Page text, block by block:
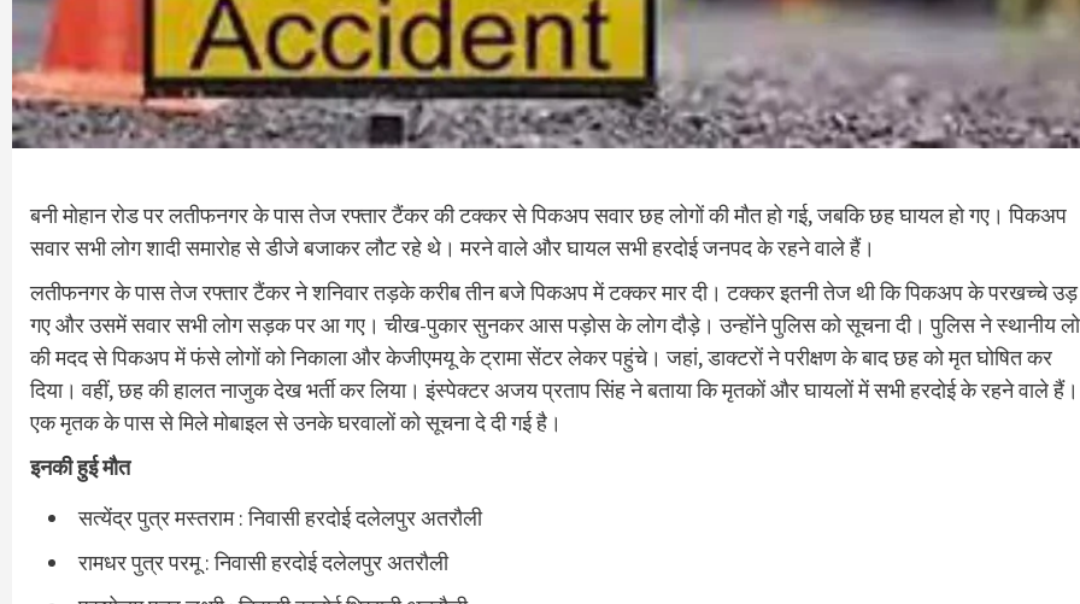
बनी मोहान रोड पर लतीफनगर के पास तेज रफ्तार टैंकर की टक्कर से पिकअप सवार छह लोगों की मौत हो गई, जबकि छह घायल हो गए। पिकअप
सवार सभी लोग शादी समारोह से डीजे बजाकर लौट रहे थे। मरने वाले और घायल सभी हरदोई जनपद के रहने वाले हैं।
लतीफनगर के पास तेज रफ्तार टैंकर ने शनिवार तड़के करीब तीन बजे पिकअप में टक्कर मार दी। टक्कर इतनी तेज थी कि पिकअप के परखच्चे उड़
गए और उसमें सवार सभी लोग सड़क पर आ गए। चीख-पुकार सुनकर आस पड़ोस के लोग दौड़े। उन्होंने पुलिस को सूचना दी। पुलिस ने स्थानीय
की मदद से पिकअप में फंसे लोगों को निकाला और केजीएमयू के ट्रामा सेंटर लेकर पहुंचे। जहां, डाक्टरों ने परीक्षण के बाद छह को मृत घोषित कर
दिया। वहीं, छह की हालत नाजुक देख भर्ती कर लिया। इंस्पेक्टर अजय प्रताप सिंह ने बताया कि मृतकों और घायलों में सभी हरदोई के रहने वाले हैं।
एक मृतक के पास से मिले मोबाइल से उनके घरवालों को सूचना दे दी गई है।
इनकी हुई मौत
सत्येंद्र पुत्र मस्तराम : निवासी हरदोई दलेलपुर अतरौली
रामधर पुत्र परमू : निवासी हरदोई दलेलपुर अतरौली